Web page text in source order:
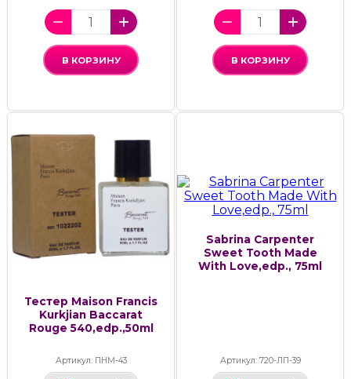
В КОРЗИНУ В КОРЗИНУ
Тестер Maison Francis
Kurkjian Baccarat
Rouge 540,edp.,50ml
Артикул: ПНМ-43
Sabrina Carpenter
Sweet Tooth Made
With Love,edp., 75ml
Артикул: 720-ЛП-39